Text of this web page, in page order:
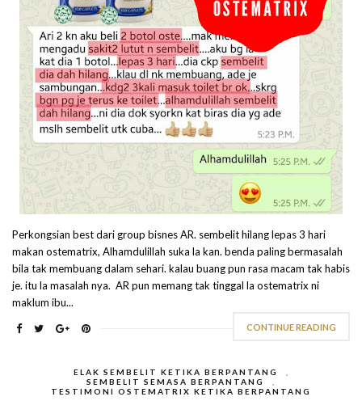
Perkongsian best dari group bisnes AR. sembelit hilang lepas 3 hari
makan ostematrix, Alhamdulillah suka la kan. benda paling bermasalah
bila tak membuang dalam sehari. kalau buang pun rasa macam tak habis
je. itu la masalah nya. AR pun memang tak tinggal la ostematrix ni
maklum ibu...
CONTINUE READING
ELAK SEMBELIT KETIKA BERPANTANG
SEMBELIT SEMASA BERPANTANG
TESTIMONI OSTEMATRIX KETIKA BERPANTANG